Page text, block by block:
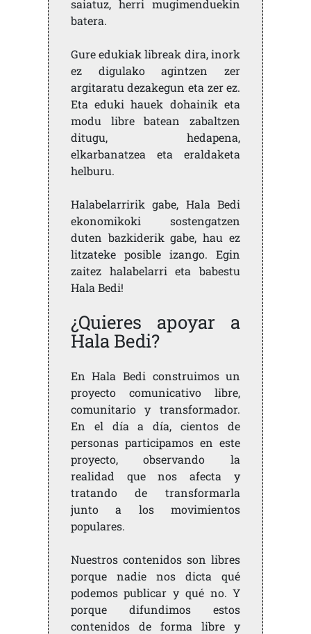
saiatuz, herri mugimenduekin
batera.
Gure edukiak libreak dira, inork
ez digulako agintzen zer
argitaratu dezakegun eta zer ez.
Eta eduki hauek dohainik eta
modu libre batean zabaltzen
ditugu, hedapena,
elkarbanatzea eta eraldaketa
helburu.
Halabelarririk gabe, Hala Bedi
ekonomikoki sostengatzen
duten bazkiderik gabe, hau ez
litzateke posible izango. Egin
zaitez halabelarri eta babestu
Hala Bedi!
¿Quieres apoyar a
Hala Bedi?
En Hala Bedi construimos un
proyecto comunicativo libre,
comunitario y transformador.
En el día a día, cientos de
personas participamos en este
proyecto, observando la
realidad que nos afecta y
tratando de transformarla
junto a los movimientos
populares.
Nuestros contenidos son libres
porque nadie nos dicta qué
podemos publicar y qué no. Y
porque difundimos estos
contenidos de forma libre y